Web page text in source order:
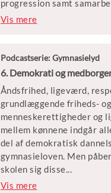
progression samt samarbe
jde i faggrupper.
Center for
på Institut for
Kultur på Medievidenskab,
Universitet. Thomas
rektor på Borupgaard
sammen med Ivar Ørnby
og Anne-Birgitte
Åbne Gymnasium har
initiativtager til et projekt
kvalificere brugen af virtuel
undervisning i gymnasial
Vis mere
Podcastserie: Gymnasielyd
6. Demokrati og
Åndsfrihed, ligeværd,
grundlæggende friheds- og
menneskerettigheder og
mellem kønnene indgår
del af demokratisk
gymnasieloven. Men
skolen sig disse...
værdier som et værn imod
Vis mere